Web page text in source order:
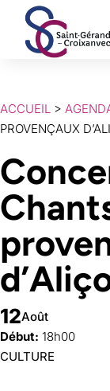
ACCUEIL >
PROVENÇAUX
12Août
Début: 18h00
CULTURE